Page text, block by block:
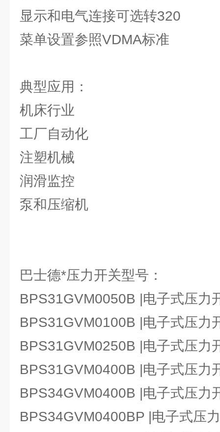
显示和电气连接可选转320
菜单设置参照VDMA标准
典型应用：
机床行业
工厂自动化
注塑机械
润滑监控
泵和压缩机
巴士德*压力开关型号：
BPS31GVM0050B |电子式压力
BPS31GVM0100B |电子式压力
BPS31GVM0250B |电子式压力
BPS31GVM0400B |电子式压力
BPS34GVM0400B |电子式压力
BPS34GVM0400BP |电子式压